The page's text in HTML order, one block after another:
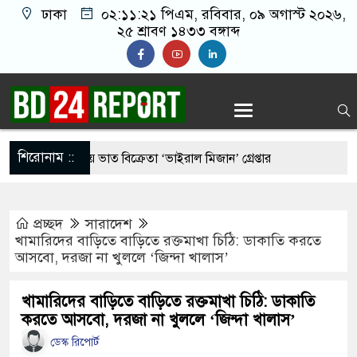
ঢাকা ০২:১১:২২ পিএম, রবিবার, ০৯ অগাস্ট ২০২৬,
২৫ শ্রাবণ ১৪৩৩ বঙ্গাব্দ
শিরোনাম ::
মাংস দিয়ে ভাত বিক্রেতা ‘ভাইরাল মিজান’ গ্রেপ্তার
‘আমেরিকান ষড়’য’ন্ত্র’তত্ত্ব’ নিয়ে প্রশ্ন তুললেন
পদে মির্জা ফখরুল নির্বাচিত
প্রচ্ছদ
সারাদেশ
খামারিদের বাড়িতে বাড়িতে রক্তমাখা চিঠি: ডাকাতি করতে
আসবো, দরজা না খুললে ‘জিন্দা খালাস’
খামারিদের বাড়িতে বাড়িতে রক্তমাখা চিঠি: ডাকাতি
করতে আসবো, দরজা না খুললে ‘জিন্দা খালাস’
ডেস্ক রিপোর্ট